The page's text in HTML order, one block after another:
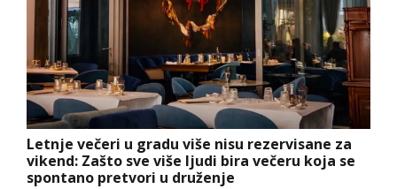
Letnje večeri u gradu više nisu rezervisane za
vikend: Zašto sve više ljudi bira večeru koja se
spontano pretvori u druženje